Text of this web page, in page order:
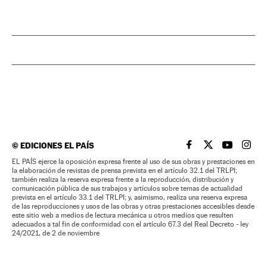
©EDICIONES EL PAÍS EL PAÍS BRASIL EN
EL PAÍSEL PAÍS
EL
EL PAÍS ejerce la oposición expresa frente al uso de sus obras y prestaciones en
la elaboración de revistas de prensa prevista en el artículo 32.1 del TRLPI;
también realiza la reserva expresa frente a la reproducción, distribución y
comunicación pública de sus trabajos y artículos sobre temas de actualidad
prevista en el artículo 33.1 del TRLPI; y, asimismo, realiza una reserva expresa
de las reproducciones y usos de las obras y otras prestaciones accesibles desde
este sitio web a medios de lectura mecánica u otros medios que resulten
adecuados a tal fin de conformidad con el artículo 67.3 del Real Decreto - ley
24/2021, de 2 de noviembre